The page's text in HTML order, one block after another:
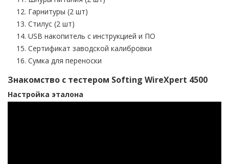
Гарнитуры (2 шт)
Стилус (2 шт)
USB накопитель с инструкцией и ПО
Сертификат заводской калибровки
Сумка для переноски
Знакомство с тестером Softing WireXpert 4500
Настройка эталона